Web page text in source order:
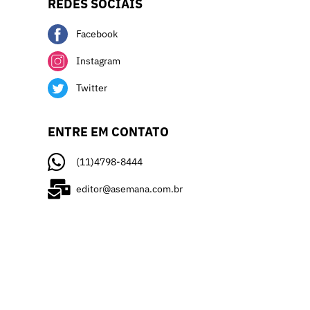
REDES SOCIAIS
Facebook
Instagram
Twitter
ENTRE EM CONTATO
(11)4798-8444
editor@asemana.com.br